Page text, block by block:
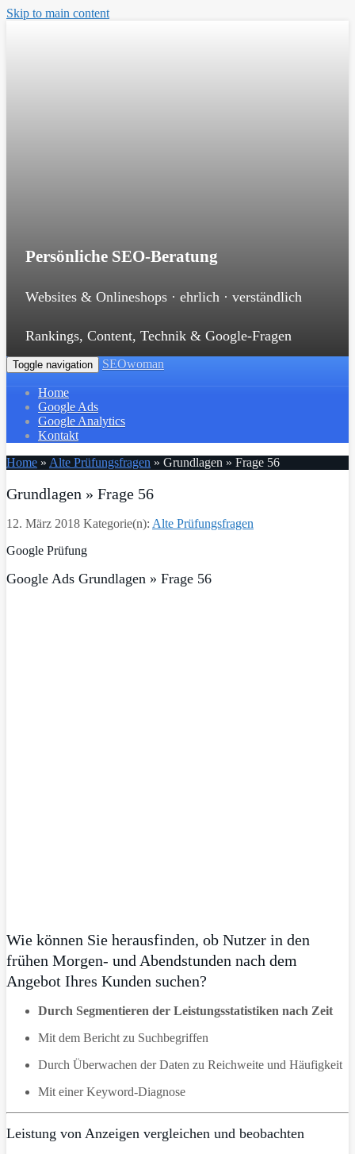
Skip to main content
Persönliche SEO-Beratung
Websites & Onlineshops · ehrlich · verständlich
Rankings, Content, Technik & Google-Fragen
Toggle navigation SEOwoman
Home
Google Ads
Google Analytics
Kontakt
Home » Alte Prüfungsfragen » Grundlagen » Frage 56
Grundlagen » Frage 56
12. März 2018 Kategorie(n): Alte Prüfungsfragen
Google Prüfung
Google Ads Grundlagen » Frage 56
Wie können Sie herausfinden, ob Nutzer in den
frühen Morgen- und Abendstunden nach dem
Angebot Ihres Kunden suchen?
Durch Segmentieren der Leistungsstatistiken nach Zeit
Mit dem Bericht zu Suchbegriffen
Durch Überwachen der Daten zu Reichweite und Häufigkeit
Mit einer Keyword-Diagnose
Leistung von Anzeigen vergleichen und beobachten